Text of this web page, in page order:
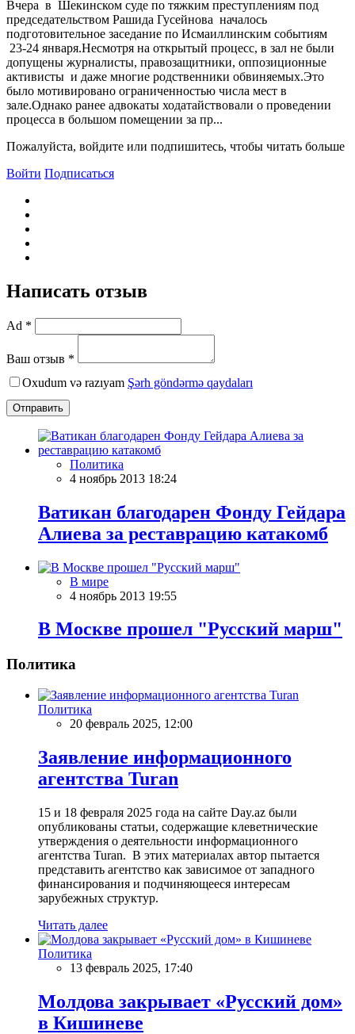
Вчера в Шекинском суде по тяжким преступлениям под
председательством Рашида Гусейнова началось
подготовительное заседание по Исмаиллинским событиям
23-24 января.Несмотря на открытый процесс, в зал не были
допущены журналисты, правозащитники, оппозиционные
активисты и даже многие родственники обвиняемых.Это
было мотивировано ограниченностью числа мест в
зале.Однако ранее адвокаты ходатайствовали о проведении
процесса в большом помещении за пр...
Пожалуйста, войдите или подпишитесь, чтобы читать больше
Войти Подписаться
Написать отзыв
Ad *
Ваш отзыв *
Oxudum və razıyam Şərh göndərmə qaydaları
Отправить
Политика
4 ноябрь 2013 18:24
Ватикан благодарен Фонду Гейдара
Алиева за реставрацию катакомб
В мире
4 ноябрь 2013 19:55
В Москве прошел "Русский марш"
Политика
Политика
20 февраль 2025, 12:00
Заявление информационного
агентства Turan
15 и 18 февраля 2025 года на сайте Day.az были
опубликованы статьи, содержащие клеветнические
утверждения о деятельности информационного
агентства Turan. В этих материалах автор пытается
представить агентство как зависимое от западного
финансирования и подчиняющееся интересам
зарубежных структур.
Читать далее
Политика
13 февраль 2025, 17:40
Молдова закрывает «Русский дом»
в Кишиневе